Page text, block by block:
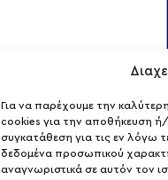
Για να παρέχουμε την
cookies για την αποθήκευση
συγκατάθεση για τις εν λόγω
δεδομένα προσωπικού
αναγνωριστικά σε αυτόν τον